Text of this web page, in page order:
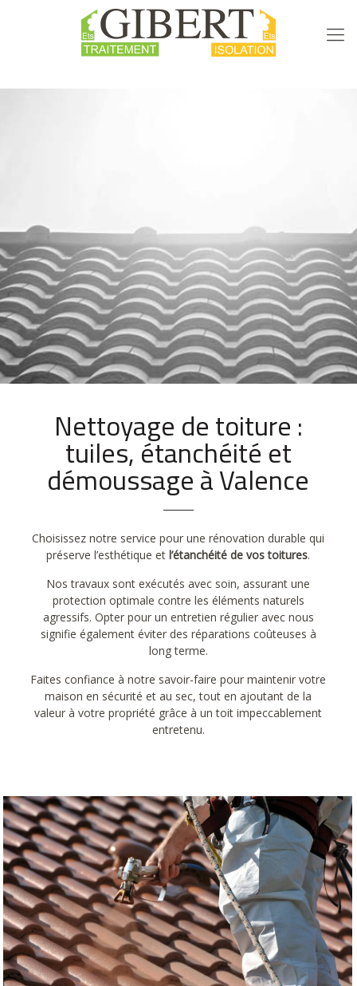
Nettoyage de toiture :
tuiles, étanchéité et
démoussage à Valence
Choisissez notre service pour une rénovation durable qui
préserve l’esthétique et l’étanchéité de vos toitures.
Nos travaux sont exécutés avec soin, assurant une
protection optimale contre les éléments naturels
agressifs. Opter pour un entretien régulier avec nous
signifie également éviter des réparations coûteuses à
long terme.
Faites confiance à notre savoir-faire pour maintenir votre
maison en sécurité et au sec, tout en ajoutant de la
valeur à votre propriété grâce à un toit impeccablement
entretenu.